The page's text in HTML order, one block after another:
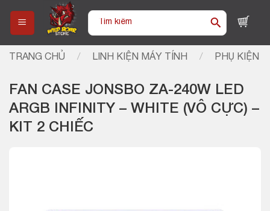
content
Tìm
TRANG CHỦ / LINH KIỆN MÁY TÍNH / PHỤ KIỆN
FAN CASE JONSBO ZA-240W LED
ARGB INFINITY – WHITE (VÔ CỰC) –
KIT 2 CHIẾC